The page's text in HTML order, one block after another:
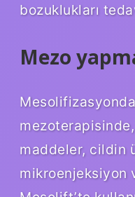
bozuklukları
Mezo
maddeler, cildin
mikroenjeksiyon